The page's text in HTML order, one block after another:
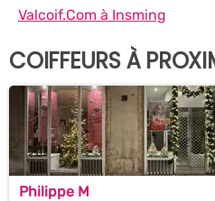
Valcoif.Com à Insming
COIFFEURS À
Philippe M